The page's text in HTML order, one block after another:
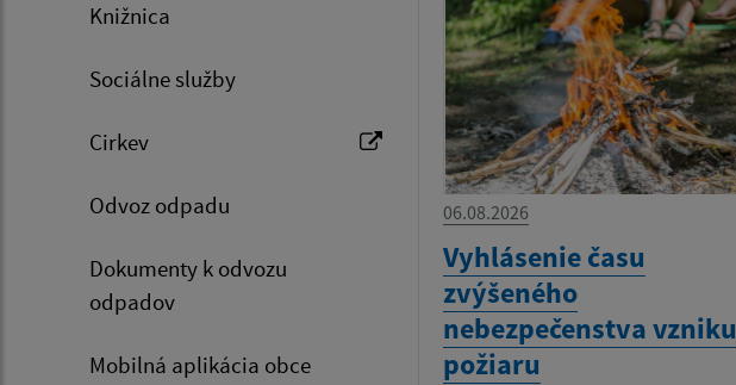
Knižnica
Sociálne služby
Cirkev
Odvoz odpadu
Dokumenty k odvozu
odpadov
Mobilná aplikácia obce
06.08.2026
Vyhlásenie času
zvýšeného
nebezpečenstva vzniku
požiaru